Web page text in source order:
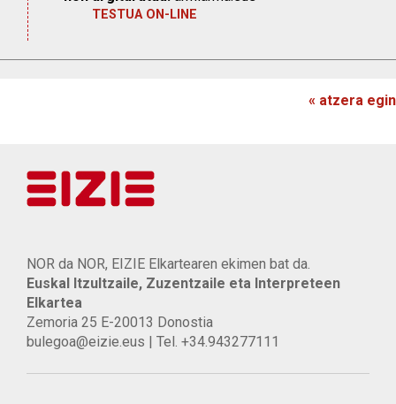
TESTUA ON-LINE
« atzera egin
NOR da NOR, EIZIE Elkartearen ekimen bat da.
Euskal Itzultzaile, Zuzentzaile eta Interpreteen
Elkartea
Zemoria 25 E-20013 Donostia
bulegoa@eizie.eus | Tel. +34.943277111